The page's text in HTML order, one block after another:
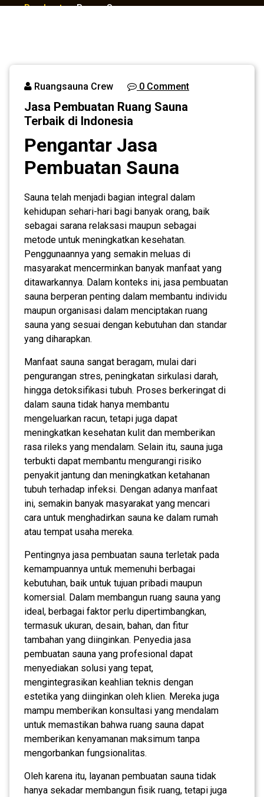
Pembuatan Ruang Sauna
Ruangsauna Crew 0 Comment
Jasa Pembuatan Ruang Sauna
Terbaik di Indonesia
Pengantar Jasa
Pembuatan Sauna
Sauna telah menjadi bagian integral dalam
kehidupan sehari-hari bagi banyak orang, baik
sebagai sarana relaksasi maupun sebagai
metode untuk meningkatkan kesehatan.
Penggunaannya yang semakin meluas di
masyarakat mencerminkan banyak manfaat yang
ditawarkannya. Dalam konteks ini, jasa pembuatan
sauna berperan penting dalam membantu individu
maupun organisasi dalam menciptakan ruang
sauna yang sesuai dengan kebutuhan dan standar
yang diharapkan.
Manfaat sauna sangat beragam, mulai dari
pengurangan stres, peningkatan sirkulasi darah,
hingga detoksifikasi tubuh. Proses berkeringat di
dalam sauna tidak hanya membantu
mengeluarkan racun, tetapi juga dapat
meningkatkan kesehatan kulit dan memberikan
rasa rileks yang mendalam. Selain itu, sauna juga
terbukti dapat membantu mengurangi risiko
penyakit jantung dan meningkatkan ketahanan
tubuh terhadap infeksi. Dengan adanya manfaat
ini, semakin banyak masyarakat yang mencari
cara untuk menghadirkan sauna ke dalam rumah
atau tempat usaha mereka.
Pentingnya jasa pembuatan sauna terletak pada
kemampuannya untuk memenuhi berbagai
kebutuhan, baik untuk tujuan pribadi maupun
komersial. Dalam membangun ruang sauna yang
ideal, berbagai faktor perlu dipertimbangkan,
termasuk ukuran, desain, bahan, dan fitur
tambahan yang diinginkan. Penyedia jasa
pembuatan sauna yang profesional dapat
menyediakan solusi yang tepat,
mengintegrasikan keahlian teknis dengan
estetika yang diinginkan oleh klien. Mereka juga
mampu memberikan konsultasi yang mendalam
untuk memastikan bahwa ruang sauna dapat
memberikan kenyamanan maksimum tanpa
mengorbankan fungsionalitas.
Oleh karena itu, layanan pembuatan sauna tidak
hanya sekadar membangun fisik ruang, tetapi juga